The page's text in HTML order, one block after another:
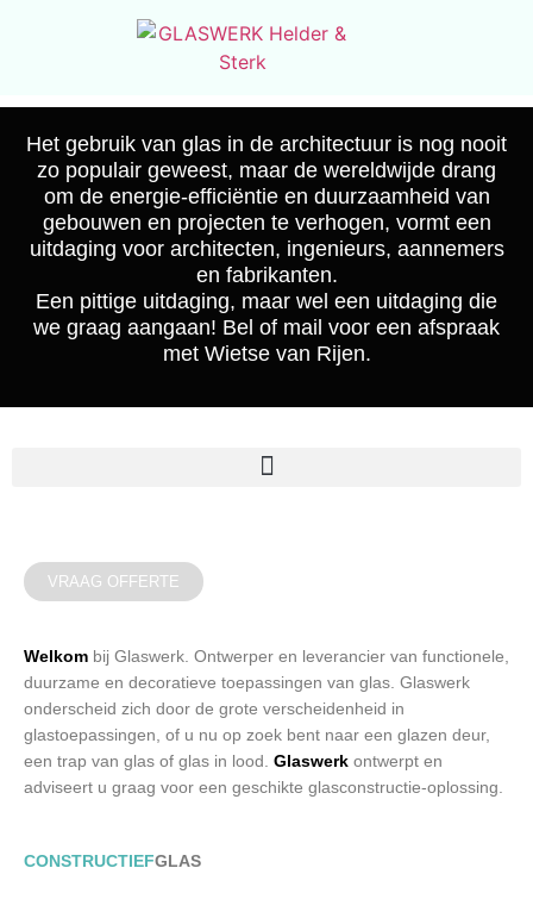
Het gebruik van glas in de architectuur is nog nooit
zo populair geweest, maar de wereldwijde drang
om de energie-efficiëntie en duurzaamheid van
gebouwen en projecten te verhogen, vormt een
uitdaging voor architecten, ingenieurs, aannemers
en fabrikanten.
Een pittige uitdaging, maar wel een uitdaging die
we graag aangaan! Bel of mail voor een afspraak
met Wietse van Rijen.
VRAAG OFFERTE
Welkom bij Glaswerk. Ontwerper en leverancier van functionele,
duurzame en decoratieve toepassingen van glas. Glaswerk
onderscheid zich door de grote verscheidenheid in
glastoepassingen, of u nu op zoek bent naar een glazen deur,
een trap van glas of glas in lood. Glaswerk ontwerpt en
adviseert u graag voor een geschikte glasconstructie-oplossing.
CONSTRUCTIEFGLAS